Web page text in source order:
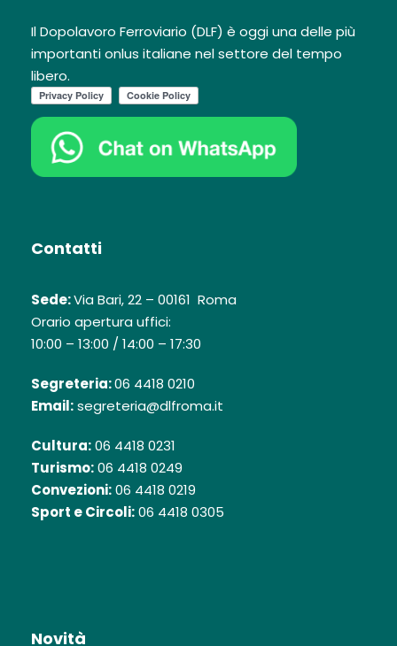
Il Dopolavoro Ferroviario (DLF) è oggi una delle più
importanti onlus italiane nel settore del tempo
libero.
Contatti
Sede:Via Bari, 22 – 00161 Roma
Orario apertura uffici:
10:00 – 13:00 / 14:00 – 17:30
Segreteria:06 4418 0210
Email:segreteria@dlfroma.it
Cultura:06 4418 0231
Turismo:06 4418 0249
Convezioni:06 4418 0219
Sport e Circoli:06 4418 0305
Novità